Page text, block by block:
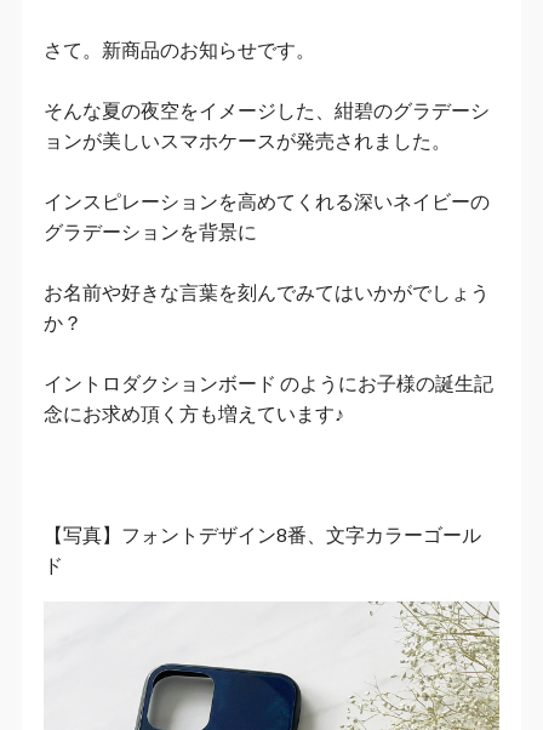
さて。新商品のお知らせです。
そんな夏の夜空をイメージした、紺碧のグラデーシ
ョンが美しいスマホケースが発売されました。
インスピレーションを高めてくれる深いネイビーの
グラデーションを背景に
お名前や好きな言葉を刻んでみてはいかがでしょう
か？
イントロダクションボード のようにお子様の誕生記
念にお求め頂く方も増えています♪
【写真】フォントデザイン8番、文字カラーゴール
ド